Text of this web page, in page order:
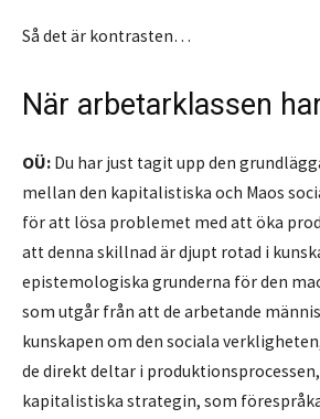
Så det är kontrasten…
När arbetarklassen
OÜ: Du har just tagit upp den
mellan den kapitalistiska och Maos
för att lösa problemet med att öka
att denna skillnad är djupt rotad i
epistemologiska grunderna för den
som utgår från att de arbetande
kunskapen om den sociala
de direkt deltar i
kapitalistiska strategin, som